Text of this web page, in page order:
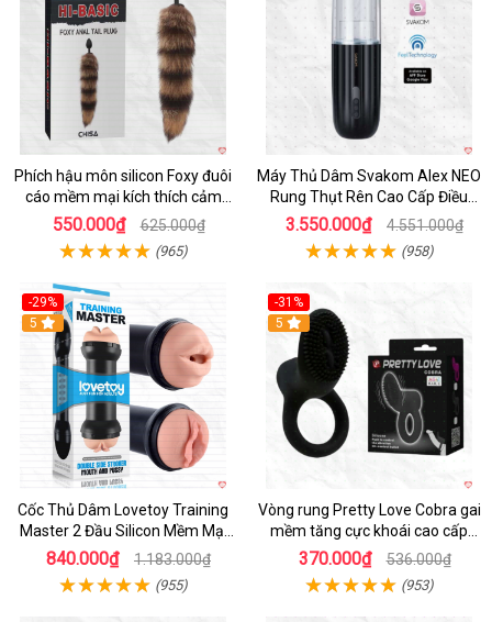
Phích hậu môn silicon Foxy đuôi
cáo mềm mại kích thích cảm
giác mới
550.000₫ 625.000₫
(965)
Máy Thủ Dâm Svakom Alex NEO
Rung Thụt Rên Cao Cấp Điều
Khiển App
3.550.000₫ 4.551.000₫
(958)
-29%
Hot
5
Cốc Thủ Dâm Lovetoy Training
Master 2 Đầu Silicon Mềm Mại
Tiện Lợi
840.000₫ 1.183.000₫
(955)
-31%
5
Vòng rung Pretty Love Cobra gai
mềm tăng cực khoái cao cấp
chính hãng
370.000₫ 536.000₫
(953)